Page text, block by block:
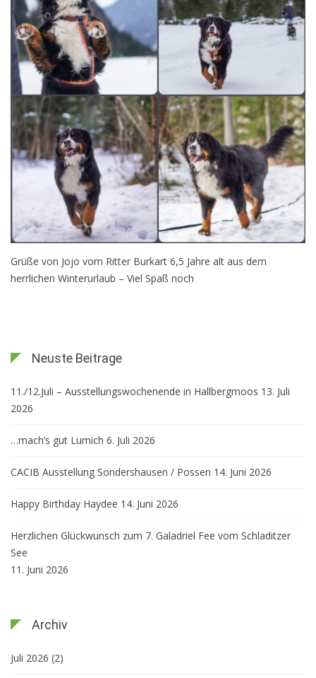
Grüße von Jojo vom Ritter Burkart 6,5 Jahre alt aus dem
herrlichen Winterurlaub – Viel Spaß noch
Neuste Beitrage
11./12.Juli – Ausstellungswochenende in Hallbergmoos 13. Juli
2026
…mach’s gut Lumich 6. Juli 2026
CACIB Ausstellung Sondershausen / Possen 14. Juni 2026
Happy Birthday Haydee 14. Juni 2026
Herzlichen Glückwunsch zum 7. Galadriel Fee vom Schladitzer
See
11. Juni 2026
Archiv
Juli 2026 (2)